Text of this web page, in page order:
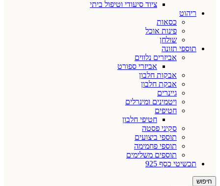
ציוד סיעודי וטיפול ביתי
ריהוט
כסאות
פינות אוכל
שולחן
תוספי תזונה
אביזרים נלווים
אביזרי ספורט
אבקות חלבון
אבקת חלבון
גיינרים
ויטמינים ומינרלים
חטיפים
חטיפי חלבון
סקיני פסטה
תוספי ביצועים
תוספי פחמימה
תוספים משלימים
תכשיטי כסף 925
חיפוש